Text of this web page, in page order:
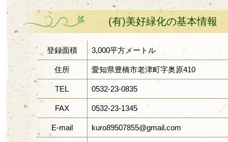
(有)美好緑化の基本情報
登録面積 3,000平方メートル
住所 愛知県豊橋市老津町字奥原410
TEL 0532-23-0835
FAX 0532-23-1345
E-mail kuro89507855@gmail.com